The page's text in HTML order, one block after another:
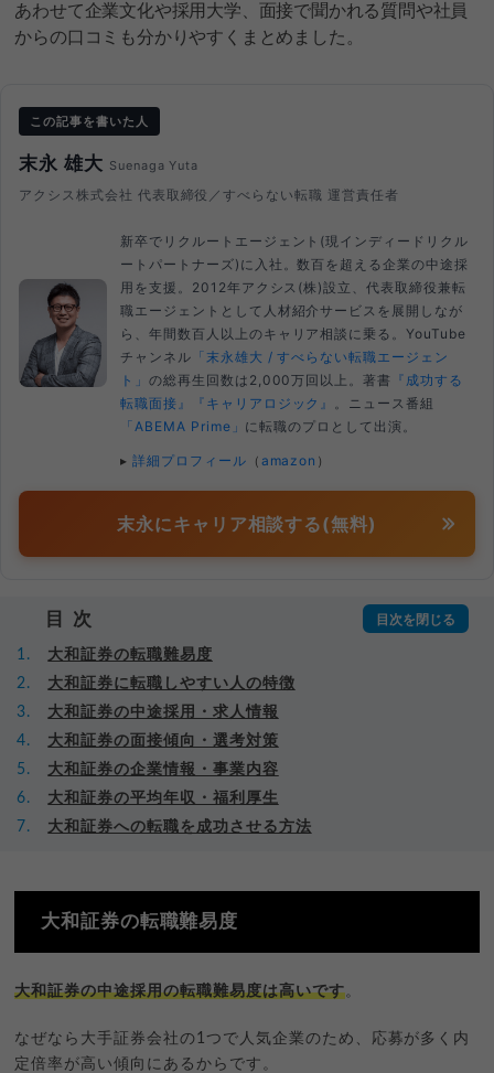
あわせて企業文化や採用大学、面接で聞かれる質問や社員
からの口コミも分かりやすくまとめました。
この記事を書いた人
末永 雄大 Suenaga Yuta
アクシス株式会社 代表取締役／すべらない転職 運営責任者
新卒でリクルートエージェント(現インディードリクル
ートパートナーズ)に入社。数百を超える企業の中途採
用を支援。2012年アクシス(株)設立、代表取締役兼転
職エージェントとして人材紹介サービスを展開しなが
ら、年間数百人以上のキャリア相談に乗る。YouTube
チャンネル 「末永雄大 / すべらない転職エージェン
ト」 の総再生回数は2,000万回以上。著書 『成功する
転職面接』
『キャリアロジック』
。ニュース番組
「ABEMA Prime」 に転職のプロとして出演。
▸ 詳細プロフィール （ amazon ）
末永にキャリア相談する(無料)
目次
大和証券の転職難易度
大和証券に転職しやすい人の特徴
大和証券の中途採用・求人情報
大和証券の面接傾向・選考対策
大和証券の企業情報・事業内容
大和証券の平均年収・福利厚生
大和証券への転職を成功させる方法
大和証券の転職難易度
大和証券の中途採用の転職難易度は高いです。
なぜなら大手証券会社の1つで人気企業のため、応募が多く内
定倍率が高い傾向にあるからです。